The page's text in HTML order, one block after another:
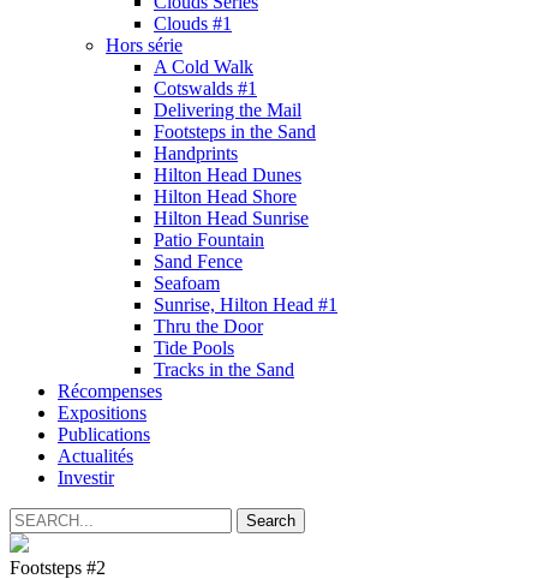
Clouds #1
Hors série
A Cold Walk
Cotswalds #1
Delivering the Mail
Footsteps in the Sand
Handprints
Hilton Head Dunes
Hilton Head Shore
Hilton Head Sunrise
Patio Fountain
Sand Fence
Seafoam
Sunrise, Hilton Head #1
Thru the Door
Tide Pools
Tracks in the Sand
Récompenses
Expositions
Publications
Actualités
Investir
Footsteps #2